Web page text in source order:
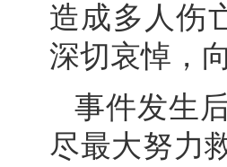
造成多人伤
深切哀悼，
事件发生
尽最大努力